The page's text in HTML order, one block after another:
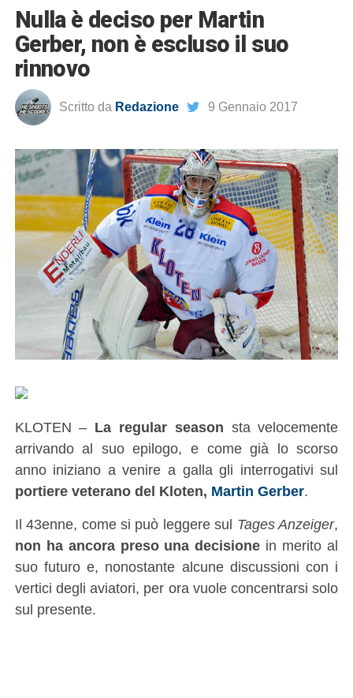
Nulla è deciso per Martin
Gerber, non è escluso il suo
rinnovo
Scritto da Redazione 9 Gennaio 2017
KLOTEN – La regular season sta velocemente
arrivando al suo epilogo, e come già lo scorso
anno iniziano a venire a galla gli interrogativi sul
portiere veterano del Kloten, Martin Gerber.
Il 43enne, come si può leggere sul Tages Anzeiger,
non ha ancora preso una decisione in merito al
suo futuro e, nonostante alcune discussioni con i
vertici degli aviatori, per ora vuole concentrarsi solo
sul presente.